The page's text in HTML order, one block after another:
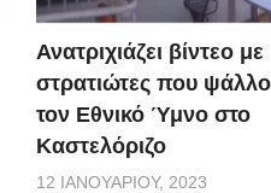
Ανατριχιάζει βίντεο με
στρατιώτες που
τον Εθνικό Ύμνο στο
Καστελόριζο
12 ΙΑΝΟΥΑΡΊΟΥ, 2023